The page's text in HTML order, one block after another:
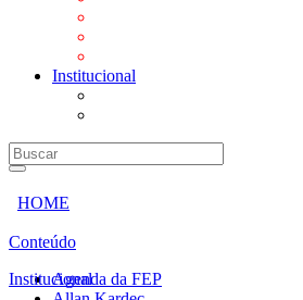
Institucional
HOME
Conteúdo
Agenda da FEP
Institucional